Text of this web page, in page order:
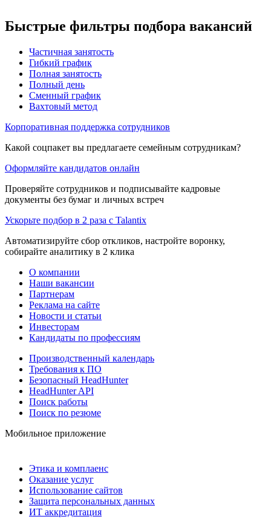
Быстрые фильтры подбора вакансий
Частичная занятость
Гибкий график
Полная занятость
Полный день
Сменный график
Вахтовый метод
Корпоративная поддержка сотрудников
Какой соцпакет вы предлагаете семейным сотрудникам?
Оформляйте кандидатов онлайн
Проверяйте сотрудников и подписывайте кадровые
документы без бумаг и личных встреч
Ускорьте подбор в 2 раза с Talantix
Автоматизируйте сбор откликов, настройте воронку,
собирайте аналитику в 2 клика
О компании
Наши вакансии
Партнерам
Реклама на сайте
Новости и статьи
Инвесторам
Кандидаты по профессиям
Производственный календарь
Требования к ПО
Безопасный HeadHunter
HeadHunter API
Поиск работы
Поиск по резюме
Мобильное приложение
Этика и комплаенс
Оказание услуг
Использование сайтов
Защита персональных данных
ИТ аккредитация